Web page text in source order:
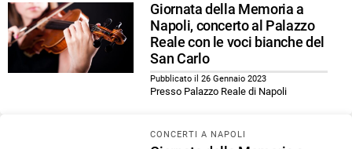
Giornata della Memoria a
Napoli, concerto al Palazzo
Reale con le voci bianche del
San Carlo
Pubblicato il 26 Gennaio 2023
Presso Palazzo Reale di Napoli
CONCERTI A NAPOLI